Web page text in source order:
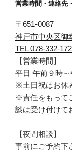
営業時間・連絡先
〒651-0087
神戸市中央区
TEL 078-332-
【営業時間】
平日 午前９時
※土日祝はお休
※責任をもって
談は受け付けて
【夜間相談】
事前にご予約下